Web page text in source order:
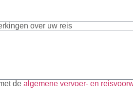
over uw reis
de algemene vervoer- en